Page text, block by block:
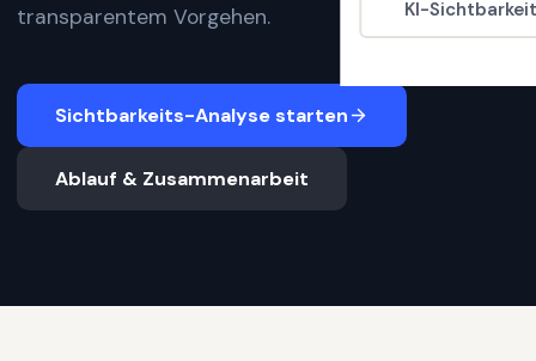
KI-
transparentem Vorgehen.
Sichtbarkeits-Analyse starten
Ablauf & Zusammenarbeit